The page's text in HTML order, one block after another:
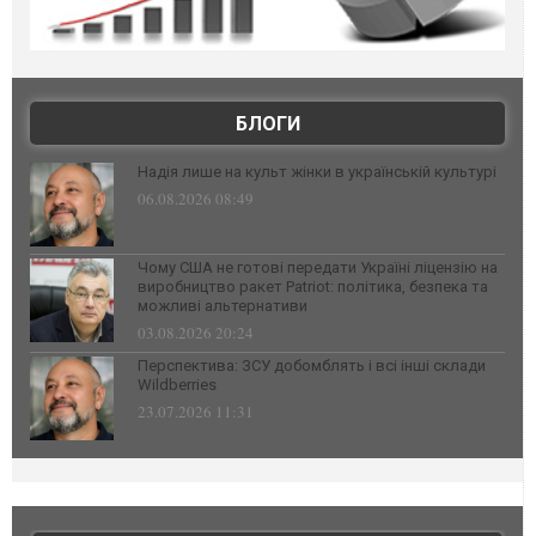
БЛОГИ
Надія лише на культ жінки в українській культурі
06.08.2026 08:49
Чому США не готові передати Україні ліцензію на
виробництво ракет Patriot: політика, безпека та
можливі альтернативи
03.08.2026 20:24
Перспектива: ЗСУ добомблять і всі інші склади
Wildberries
23.07.2026 11:31